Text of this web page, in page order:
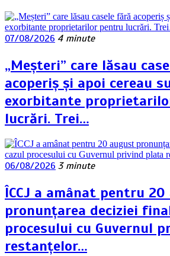
07/08/2026 4 minute
„Meșteri” care lăsau
acoperiș și apoi cereau
exorbitante
lucrări. Trei…
06/08/2026 3 minute
ÎCCJ a amânat pentru
pronunțarea deciziei
procesului cu Guvernul
restanțelor…